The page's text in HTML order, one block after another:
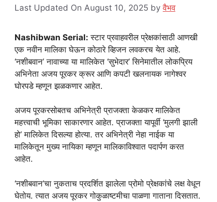
Last Updated On August 10, 2025 byवैभव
Nashibwan Serial: स्टार प्रवाहवरील प्रेक्षकांसाठी आणखी
एक नवीन मालिका घेऊन कोठारे व्हिजन लवकरच येत आहे.
‘नशीबवान’ नावाच्या या मालिकेत ‘सुभेदार’ सिनेमातील लोकप्रिय
अभिनेता अजय पूरकर क्रूर आणि कपटी खलनायक नागेश्वर
घोरपडे म्हणून झळकणार आहेत.
अजय पूरकरसोबतच अभिनेत्री प्राजक्ता केळकर मालिकेत
महत्त्वाची भूमिका साकारणार आहेत. प्राजक्ता यापूर्वी ‘मुलगी झाली
हो’ मालिकेत दिसल्या होत्या. तर अभिनेत्री नेहा नाईक या
मालिकेतून मुख्य नायिका म्हणून मालिकाविश्वात पदार्पण करत
आहेत.
‘नशीबवान’चा नुकताच प्रदर्शित झालेला प्रोमो प्रेक्षकांचे लक्ष वेधून
घेतोय. त्यात अजय पूरकर गोकुळाष्टमीचा पाळणा गाताना दिसतात.